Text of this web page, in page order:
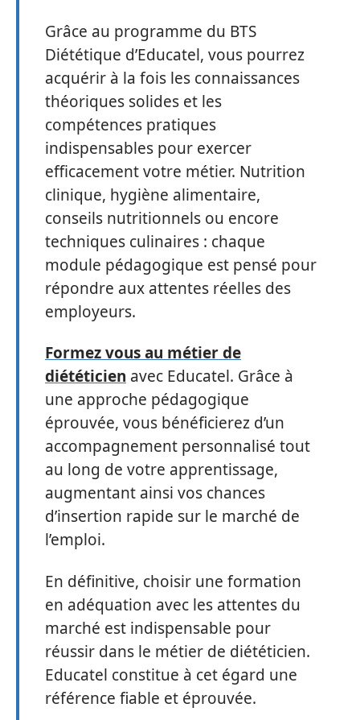
Grâce au programme du BTS
Diététique d’Educatel, vous pourrez
acquérir à la fois les connaissances
théoriques solides et les
compétences pratiques
indispensables pour exercer
efficacement votre métier. Nutrition
clinique, hygiène alimentaire,
conseils nutritionnels ou encore
techniques culinaires : chaque
module pédagogique est pensé pour
répondre aux attentes réelles des
employeurs.
Formez vous au métier de
diététicien avec Educatel. Grâce à
une approche pédagogique
éprouvée, vous bénéficierez d’un
accompagnement personnalisé tout
au long de votre apprentissage,
augmentant ainsi vos chances
d’insertion rapide sur le marché de
l’emploi.
En définitive, choisir une formation
en adéquation avec les attentes du
marché est indispensable pour
réussir dans le métier de diététicien.
Educatel constitue à cet égard une
référence fiable et éprouvée.